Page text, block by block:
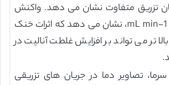
تزریق متفاوت نشان می دهد. واکنش
نشان دهنده حداکثر1.1 mL min-1، نشان می دهد که اثرات خنک
تر می تواند بر افزایش غلطت آنالیت در
تصاویر دما در جریان های تزریقی